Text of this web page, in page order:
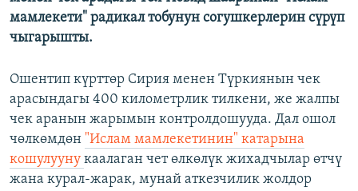
мамлекети" радикал тобунун согушкерлерин сүрүп
чыгарышты.
Ошентип күрттөр Сирия менен Түркиянын чек
арасындагы 400 километрлик тилкени, же жалпы
чек аранын жарымын контролдошууда. Дал ошол
чөлкөмдөн "Ислам мамлекетинин" катарына
кошулууну каалаган чет өлкөлүк жихадчылар өтчү
жана курал-жарак, мунай аткезчилик жолдор